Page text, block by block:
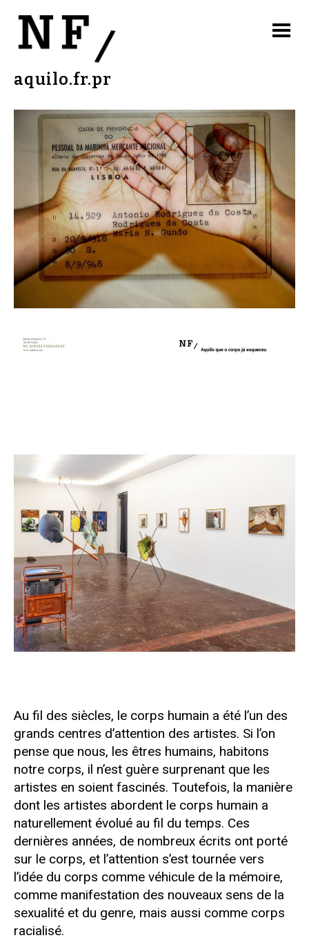
aquilo.fr.pr
Au fil des siècles, le corps humain a été l’un des
grands centres d’attention des artistes. Si l’on
pense que nous, les êtres humains, habitons
notre corps, il n’est guère surprenant que les
artistes en soient fascinés. Toutefois, la manière
dont les artistes abordent le corps humain a
naturellement évolué au fil du temps. Ces
dernières années, de nombreux écrits ont porté
sur le corps, et l’attention s’est tournée vers
l’idée du corps comme véhicule de la mémoire,
comme manifestation des nouveaux sens de la
sexualité et du genre, mais aussi comme corps
racialisé.